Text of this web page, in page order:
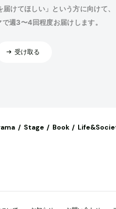
届けてほしい」という方に向けて、
週3〜4回程度お届けします。
受け取る
Stage Book